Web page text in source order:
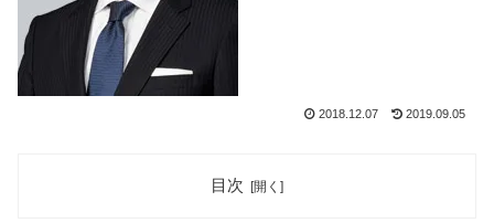
2018.12.07 2019.09.05
目次